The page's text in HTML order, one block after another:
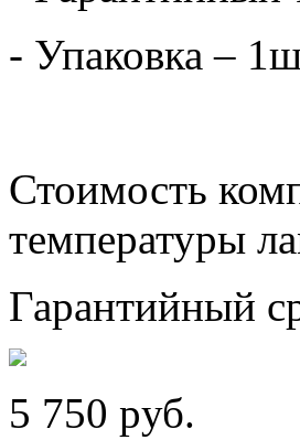
- Упаковка –
Стоимость
температуры
Гарантийный
5 750 pуб.